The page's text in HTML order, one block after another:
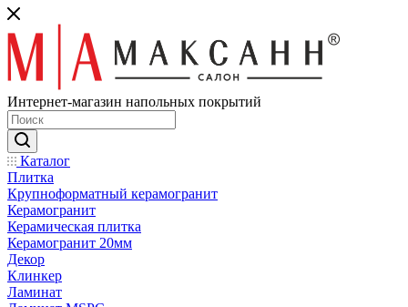
Интернет-магазин напольных покрытий
Каталог
Плитка
Крупноформатный керамогранит
Керамогранит
Керамическая плитка
Керамогранит 20мм
Декор
Клинкер
Ламинат